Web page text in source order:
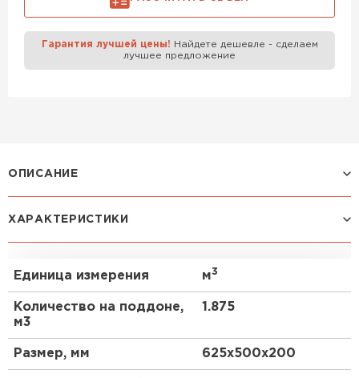
Гарантия лучшей цены! Найдете дешевле - сделаем
лучшее предложение
ОПИСАНИЕ
Газоблок D500 625х500х200 от бренда Poritep –
уникальным характеристикам и широкому
спектру применения. В данном mini-FAQ мы
ответим на самые распространенные вопросы о
газоблоках, их особенностях и использовании.
Особенности
ХАРАКТЕРИСТИКИ
Единица измерения м3
Количество на поддоне,
м3
1.875
Размер, мм 625х500х200
Газобетон Забудова